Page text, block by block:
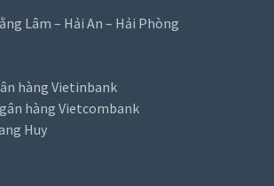
Lâm – Hải An – Hải Phòng
hàng Vietinbank
hàng Vietcombank
Huy